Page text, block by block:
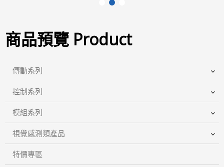
商品預覽 Product
傳動系列
控制系列
模組系列
視覺感測類產品
特價專區